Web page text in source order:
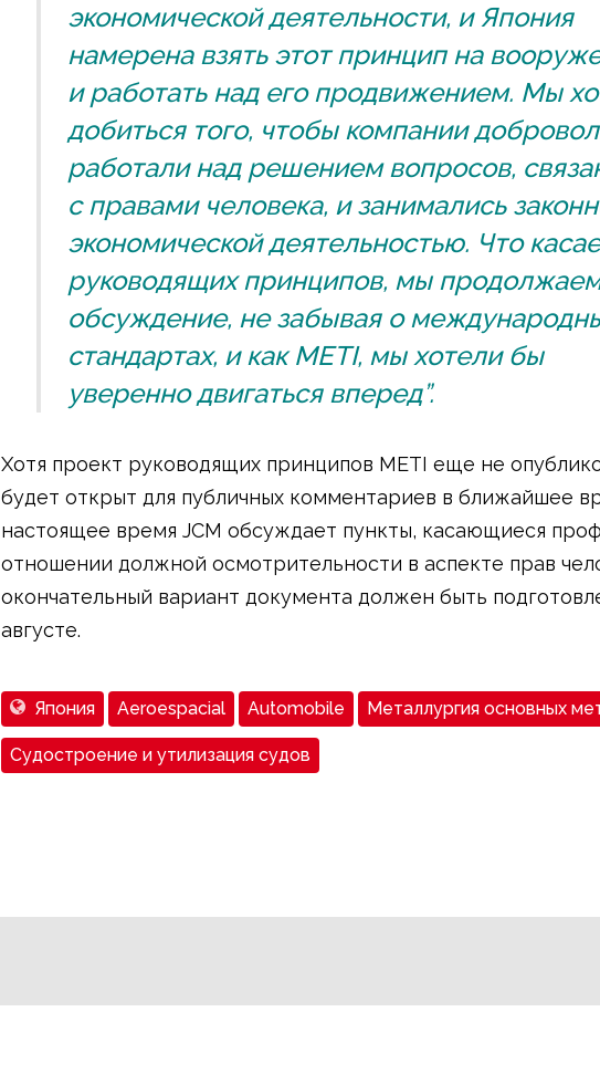
экономической деятельности, и Япония
намерена взять этот принцип на
и работать над его продвижением. Мы
добиться того, чтобы компании
работали над решением вопросов,
с правами человека, и занимались
экономической деятельностью. Что
руководящих принципов, мы
обсуждение, не забывая о
стандартах, и как METI, мы хотели бы
уверенно двигаться вперед”.
Хотя проект руководящих принципов METI еще не
будет открыт для публичных комментариев в ближайшее
настоящее время JCM обсуждает пункты, касающиеся
отношении должной осмотрительности в аспекте прав
окончательный вариант документа должен быть
августе.
Япония Aeroespacial Automobile Металлургия основных
Судостроение и утилизация судов